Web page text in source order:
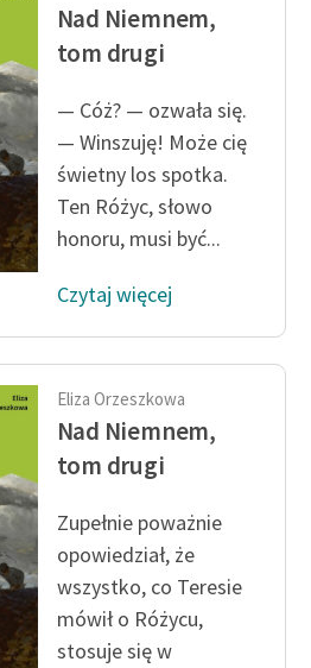
Nad Niemnem,
tom drugi
— Cóż? — ozwała się.
— Winszuję! Może cię
świetny los spotka.
Ten Różyc, słowo
honoru, musi być...
Czytaj więcej
Eliza Orzeszkowa
Nad Niemnem,
tom drugi
Zupełnie poważnie
opowiedział, że
wszystko, co Teresie
mówił o Różycu,
stosuje się w